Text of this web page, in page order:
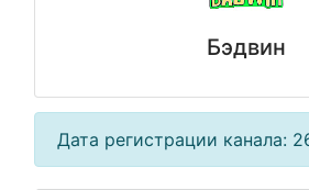
Бэдвин
Дата регистрации канала: